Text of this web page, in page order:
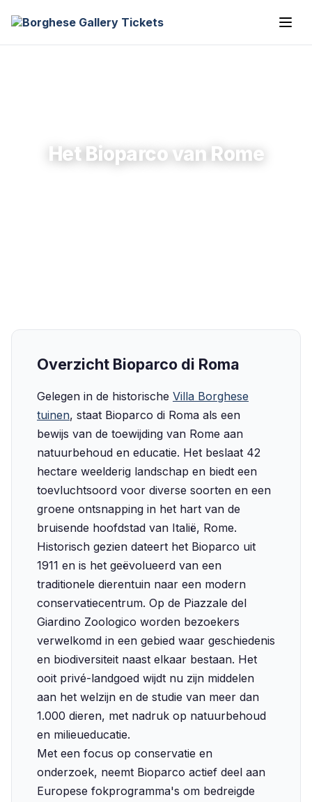
Het Bioparco van Rome
Overzicht Bioparco di Roma
Gelegen in de historische Villa Borghese
tuinen, staat Bioparco di Roma als een
bewijs van de toewijding van Rome aan
natuurbehoud en educatie. Het beslaat 42
hectare weelderig landschap en biedt een
toevluchtsoord voor diverse soorten en een
groene ontsnapping in het hart van de
bruisende hoofdstad van Italië, Rome.
Historisch gezien dateert het Bioparco uit
1911 en is het geëvolueerd van een
traditionele dierentuin naar een modern
conservatiecentrum. Op de Piazzale del
Giardino Zoologico worden bezoekers
verwelkomd in een gebied waar geschiedenis
en biodiversiteit naast elkaar bestaan. Het
ooit privé-landgoed wijdt nu zijn middelen
aan het welzijn en de studie van meer dan
1.000 dieren, met nadruk op natuurbehoud
en milieueducatie.
Met een focus op conservatie en
onderzoek, neemt Bioparco actief deel aan
Europese fokprogramma's om bedreigde